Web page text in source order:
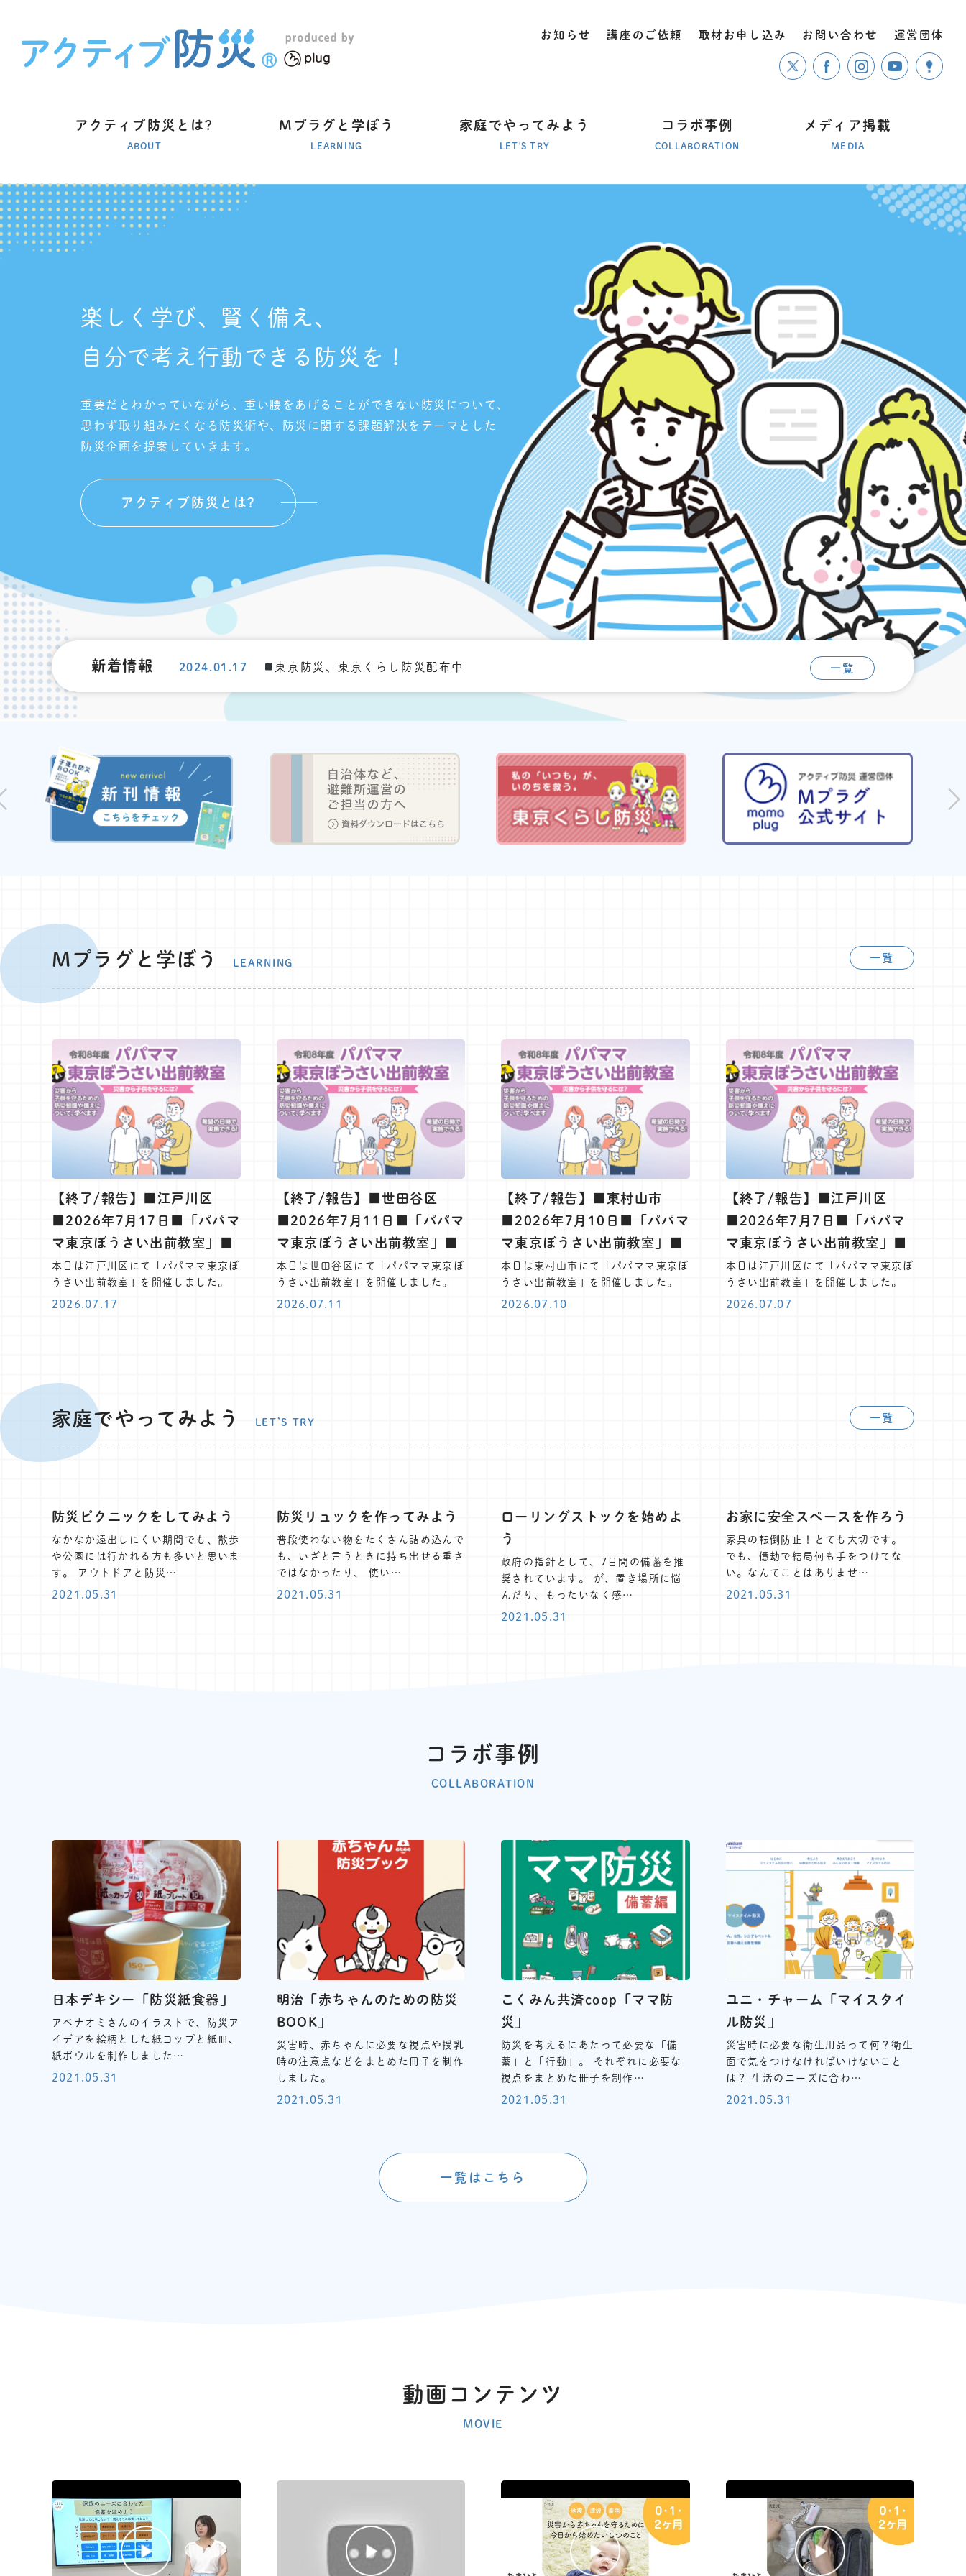
アクティブ防災とは?
ABOUT
Mプラグと学ぼう
LEARNING
家庭でやってみよう
LET'S TRY
コラボ事例
COLLABORATION
メディア掲載
MEDIA
お知らせ 講座のご依頼 取材お申し込み お問い合わせ 運営団体
楽しく学び、賢く備え、
自分で考え行動できる防災を！
重要だとわかっていながら、重い腰をあげることができない防災について、
思わず取り組みたくなる防災術や、防災に関する課題解決をテーマとした
防災企画を提案していきます。
アクティブ防災とは?
新着情報 2024.01.17 東京防災、東京くらし防災配布中 一覧
Mプラグと学ぼう LEARNING 一覧
【終了/報告】■江戸川区
■2026年7月17日■「パパマ
マ東京ぼうさい出前教室」■
本日は江戸川区にて「パパママ東京ぼ
うさい出前教室」を開催しました。
2026.07.17
【終了/報告】■世田谷区
■2026年7月11日■「パパマ
マ東京ぼうさい出前教室」■
本日は世田谷区にて「パパママ東京ぼ
うさい出前教室」を開催しました。
2026.07.11
【終了/報告】■東村山市
■2026年7月10日■「パパマ
マ東京ぼうさい出前教室」■
本日は東村山市にて「パパママ東京ぼ
うさい出前教室」を開催しました。
2026.07.10
【終了/報告】■江戸川区
■2026年7月7日■「パパマ
マ東京ぼうさい出前教室」■
本日は江戸川区にて「パパママ東京ぼ
うさい出前教室」を開催しました。
2026.07.07
家庭でやってみよう LET’S TRY 一覧
防災ピクニックをしてみよう
なかなか遠出しにくい期間でも、散歩
や公園には行かれる方も多いと思いま
す。 アウトドアと防災…
2021.05.31
防災リュックを作ってみよう
普段使わない物をたくさん詰め込んで
も、いざと言うときに持ち出せる重さ
ではなかったり、 使い…
2021.05.31
ローリングストックを始めよ
う
政府の指針として、7日間の備蓄を推
奨されています。 が、置き場所に悩
んだり、もったいなく感…
2021.05.31
お家に安全スペースを作ろう
家具の転倒防止！とても大切です。
でも、億劫で結局何も手をつけてな
い。なんてことはありませ…
2021.05.31
コラボ事例
COLLABORATION
日本デキシー「防災紙食器」
アベナオミさんのイラストで、防災ア
イデアを絵柄とした紙コップと紙皿、
紙ボウルを制作しました…
2021.05.31
明治「赤ちゃんのための防災
BOOK」
災害時、赤ちゃんに必要な視点や授乳
時の注意点などをまとめた冊子を制作
しました。
2021.05.31
こくみん共済coop「ママ防
災」
防災を考えるにあたって必要な「備
蓄」と「行動」。 それぞれに必要な
視点をまとめた冊子を制作…
2021.05.31
ユニ・チャーム「マイスタイ
ル防災」
災害時に必要な衛生用品って何？衛生
面で気をつけなければいけないこと
は？ 生活のニーズに合わ…
2021.05.31
一覧はこちら
動画コンテンツ
MOVIE